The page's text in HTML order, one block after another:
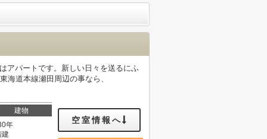
アパートです。新しい日々を送るにふ
海道本線瀬田周辺の事なら、
建物
年
建
空室情報へ